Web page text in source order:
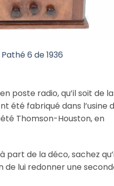
Pathé 6 de 1936
poste radio, qu’il soit de la
été fabriqué dans l’usine
Thomson-Houston, en
part de la déco, sachez
de lui redonner une